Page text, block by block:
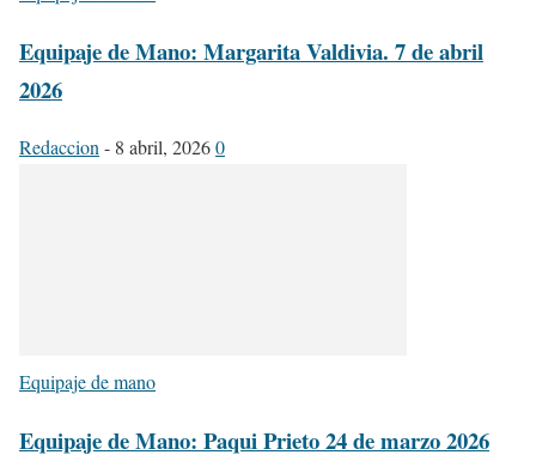
Equipaje de Mano: Margarita Valdivia. 7 de abril
2026
Redaccion- 8 abril, 20260
Equipaje de mano
Equipaje de Mano: Paqui Prieto 24 de marzo 2026